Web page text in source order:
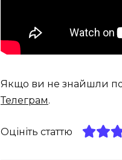
Якщо ви не знайшли
Телеграм.
Оцініть статтю